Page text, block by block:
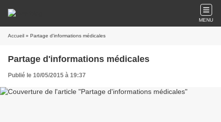
MENU
Accueil » Partage d'informations médicales
Partage d'informations médicales
Publié le 10/05/2015 à 19:37